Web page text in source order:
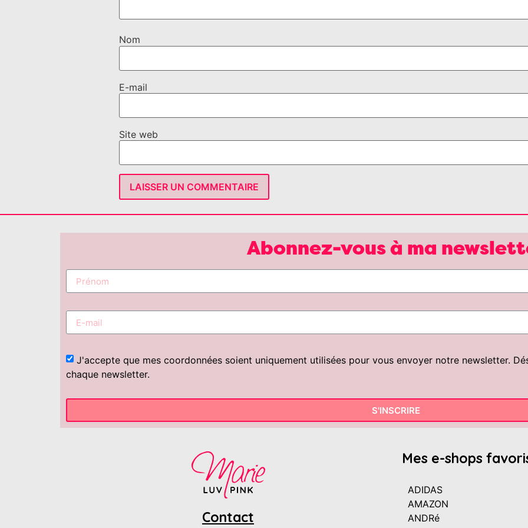
Nom
E-mail
Site web
Abonnez-vous à ma
J'accepte que mes coordonnées soient uniquement utilisées pour vous envoyer notre newsletter.
chaque newsletter.
S'INSCRIRE
Contact
Mes e-shops
ADIDAS
AMAZON
ANDRé